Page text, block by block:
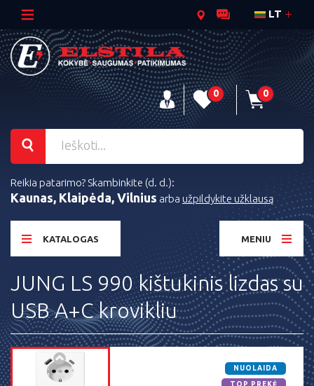
LT
0 0
Reikia patarimo? Skambinkite (d. d.):
Kaunas, Klaipėda, Vilnius arba užpildykite užklausą
KATALOGAS MENIU
JUNG LS 990 kištukinis lizdas su
USB A+C krovikliu
NUOLAIDA
TOP PREKĖ